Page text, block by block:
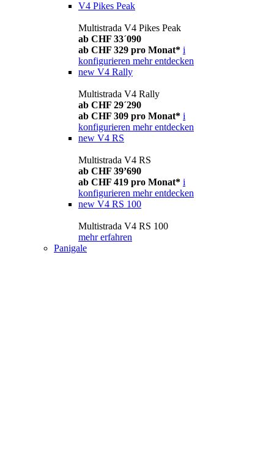
V4 Pikes Peak
Multistrada V4 Pikes Peak
ab CHF 33´090
ab CHF 329 pro Monat* i
konfigurieren mehr entdecken
new V4 Rally
Multistrada V4 Rally
ab CHF 29´290
ab CHF 309 pro Monat* i
konfigurieren mehr entdecken
new V4 RS
Multistrada V4 RS
ab CHF 39’690
ab CHF 419 pro Monat* i
konfigurieren mehr entdecken
new V4 RS 100
Multistrada V4 RS 100
mehr erfahren
Panigale